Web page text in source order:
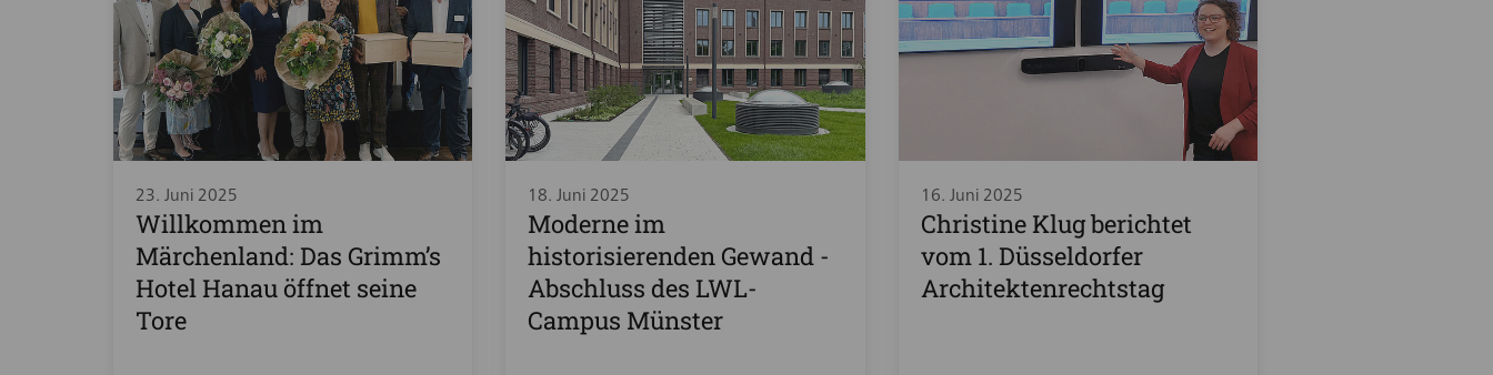
23. Juni 2025
Willkommen im
Märchenland: Das Grimm’s
Hotel Hanau öffnet seine
Tore
18. Juni 2025
Moderne im
historisierenden Gewand -
Abschluss des LWL-
Campus Münster
16. Juni 2025
Christine Klug berichtet
vom 1. Düsseldorfer
Architektenrechtstag